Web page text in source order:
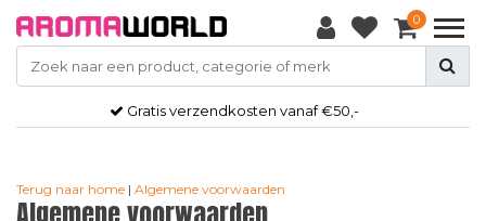
0
Gratisverzendkosten vanaf €50,-
Terug naar home | Algemene voorwaarden